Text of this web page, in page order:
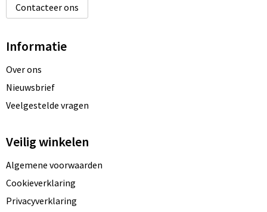
Contacteer ons
Informatie
Over ons
Nieuwsbrief
Veelgestelde vragen
Veilig winkelen
Algemene voorwaarden
Cookieverklaring
Privacyverklaring